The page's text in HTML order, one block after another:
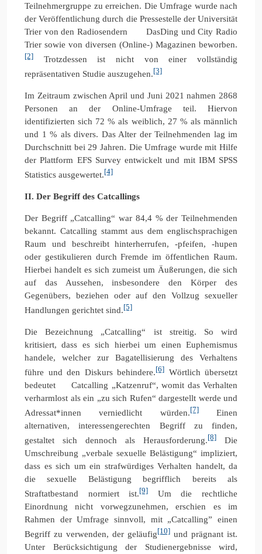
Teilnehmergruppe zu erreichen. Die Umfrage wurde nach
der Veröffentlichung durch die Pressestelle der Universität
Trier von den Radiosendern DasDing und City Radio
Trier sowie von diversen (Online-) Magazinen beworben.
[2] Trotzdessen ist nicht von einer vollständig
repräsentativen Studie auszugehen.[3]
Im Zeitraum zwischen April und Juni 2021 nahmen 2868
Personen an der Online-Umfrage teil. Hiervon
identifizierten sich 72 % als weiblich, 27 % als männlich
und 1 % als divers. Das Alter der Teilnehmenden lag im
Durchschnitt bei 29 Jahren. Die Umfrage wurde mit Hilfe
der Plattform EFS Survey entwickelt und mit IBM SPSS
Statistics ausgewertet.[4]
II. Der Begriff des Catcallings
Der Begriff „Catcalling“ war 84,4 % der Teilnehmenden
bekannt. Catcalling stammt aus dem englischsprachigen
Raum und beschreibt hinterherrufen, -pfeifen, -hupen
oder gestikulieren durch Fremde im öffentlichen Raum.
Hierbei handelt es sich zumeist um Äußerungen, die sich
auf das Aussehen, insbesondere den Körper des
Gegenübers, beziehen oder auf den Vollzug sexueller
Handlungen gerichtet sind.[5]
Die Bezeichnung „Catcalling“ ist streitig. So wird
kritisiert, dass es sich hierbei um einen Euphemismus
handele, welcher zur Bagatellisierung des Verhaltens
führe und den Diskurs behindere.[6] Wörtlich übersetzt
bedeutet Catcalling „Katzenruf“, womit das Verhalten
verharmlost als ein „zu sich Rufen“ dargestellt werde und
Adressat*innen verniedlicht würden.[7]Einen
alternativen, interessengerechten Begriff zu finden,
gestaltet sich dennoch als Herausforderung.[8] Die
Umschreibung „verbale sexuelle Belästigung“ impliziert,
dass es sich um ein strafwürdiges Verhalten handelt, da
die sexuelle Belästigung begrifflich bereits als
Straftatbestand normiert ist.[9] Um die rechtliche
Einordnung nicht vorwegzunehmen, erschien es im
Rahmen der Umfrage sinnvoll, mit „Catcalling” einen
Begriff zu verwenden, der geläufig[10] und prägnant ist.
Unter Berücksichtigung der Studienergebnisse wird,